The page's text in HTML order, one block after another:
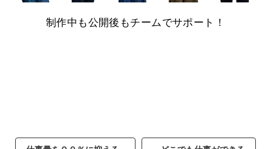
制作中も公開後もチームでサポート！